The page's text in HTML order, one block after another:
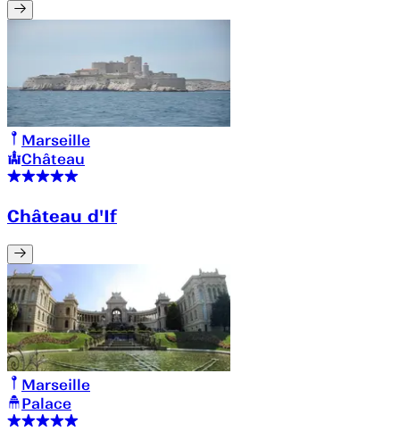
Marseille
Château
Château d'If
Marseille
Palace